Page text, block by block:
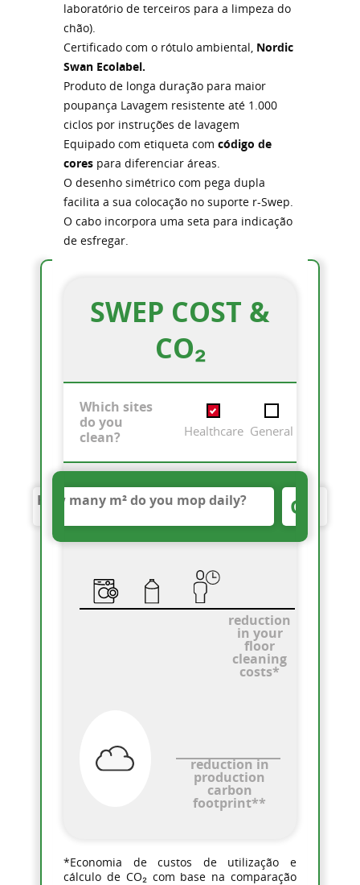
laboratório de terceiros para a limpeza do
chão).
Certificado com o rótulo ambiental, Nordic
Swan Ecolabel.
Produto de longa duração para maior
poupança Lavagem resistente até 1.000
ciclos por instruções de lavagem
Equipado com etiqueta com código de
cores para diferenciar áreas.
O desenho simétrico com pega dupla
facilita a sua colocação no suporte r-Swep.
O cabo incorpora uma seta para indicação
de esfregar.
SWEP COST &
CO₂
Which sites
do you
clean?
Healthcare General
GO
reduction
in your
floor
cleaning
costs*
reduction in
production
carbon
footprint**
*Economia de custos de utilização e
cálculo de CO₂ com base na comparação